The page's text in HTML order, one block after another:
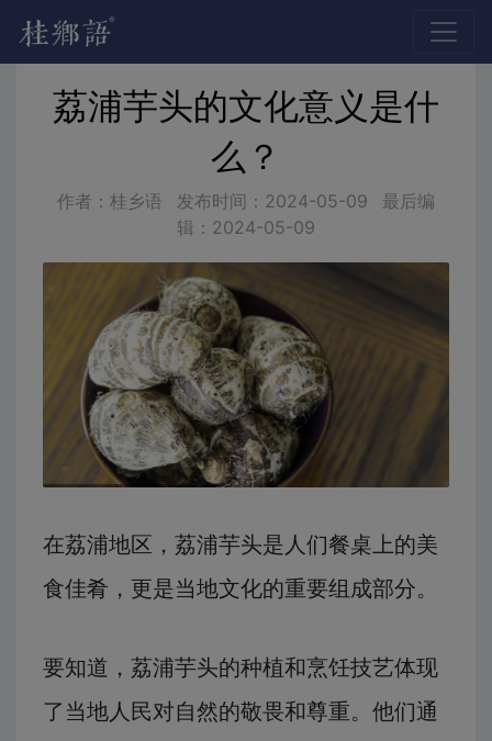
荔浦芋头的文化意义是什
么？
作者：桂乡语 发布时间： 2024-05-09
最后编
辑： 2024-05-09
在荔浦地区，荔浦芋头是人们餐桌上的美
食佳肴，更是当地文化的重要组成部分。
要知道，荔浦芋头的种植和烹饪技艺体现
了当地人民对自然的敬畏和尊重。他们通